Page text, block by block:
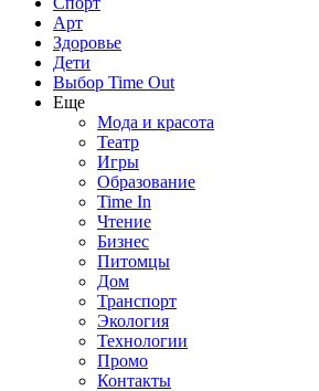
Арт
Здоровье
Дети
Выбор Time Out
Еще
Мода и красота
Театр
Игры
Образование
Time In
Чтение
Бизнес
Питомцы
Дом
Транспорт
Экология
Технологии
Промо
Контакты